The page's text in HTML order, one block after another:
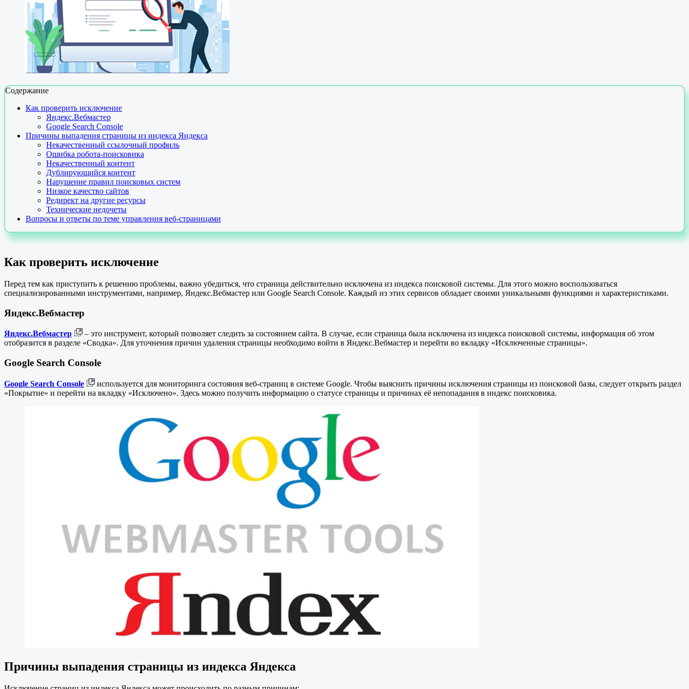
Содержание
Как проверить исключение
Яндекс.Вебмастер
Google Search Console
Причины выпадения страницы из индекса Яндекса
Некачественный ссылочный профиль
Ошибка робота-поисковика
Некачественный контент
Дублирующийся контент
Нарушение правил поисковых систем
Низкое качество сайтов
Редирект на другие ресурсы
Технические недочеты
Вопросы и ответы по теме управления веб-страницами
Как проверить исключение
Перед тем как приступить к решению проблемы, важно убедиться, что страница действительно исключена из индекса поисковой системы. Для этого можно воспользоваться
специализированными инструментами, например, Яндекс.Вебмастер или Google Search Console. Каждый из этих сервисов обладает своими уникальными функциями и характеристиками.
Яндекс.Вебмастер
Яндекс.Вебмастер
– это инструмент, который позволяет следить за состоянием сайта. В случае, если страница была исключена из индекса поисковой системы, информация об этом
отобразится в разделе «Сводка». Для уточнения причин удаления страницы необходимо войти в Яндекс.Вебмастер и перейти во вкладку «Исключенные страницы».
Google Search Console
Google Search Console
используется для мониторинга состояния веб-страниц в системе Google. Чтобы выяснить причины исключения страницы из поисковой базы, следует открыть раздел
«Покрытие» и перейти на вкладку «Исключено». Здесь можно получить информацию о статусе страницы и причинах её непопадания в индекс поисковика.
Причины выпадения страницы из индекса Яндекса